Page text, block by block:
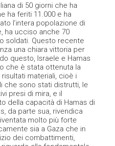
di 50 giorni che ha
ha feriti 11.000 e ha
l’intera popolazione di
ha ucciso anche 70
soldati. Questo recente
una chiara vittoria per
questo, Israele e Hamas
che è stata ottenuta la
risultati materiali, cioè i
che sono stati distrutti, le
presi di mira, e il
della capacità di Hamas di
da parte sua, rivendica
molto più forte
sia a Gaza che in
dei combattimenti,